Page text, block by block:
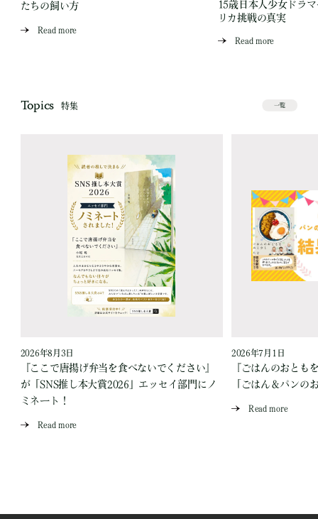
たちの飼い方
Read more
15歳日本人少女ドラ
リカ挑戦の真実
Read more
Topics 特集 一覧
2026年8月3日
『ここで唐揚げ弁当を食べないでください』
が「SNS推し本大賞2026」エッセイ部門にノ
ミネート！
Read more
2026年7月1日
『ごはんのおとも
「ごはん＆パンの
Read more